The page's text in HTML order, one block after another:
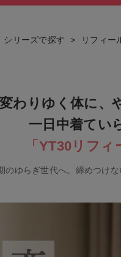
シリーズで探す リフィ
変わりゆく体に、
一日中着てい
「YT30リフィ
のゆらぎ世代へ。締めつけ